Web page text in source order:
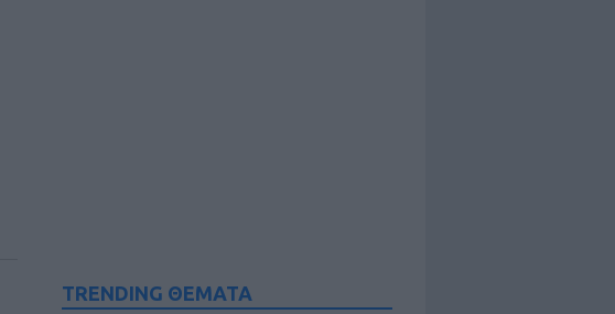
TRENDING ΘΕΜΑΤΑ